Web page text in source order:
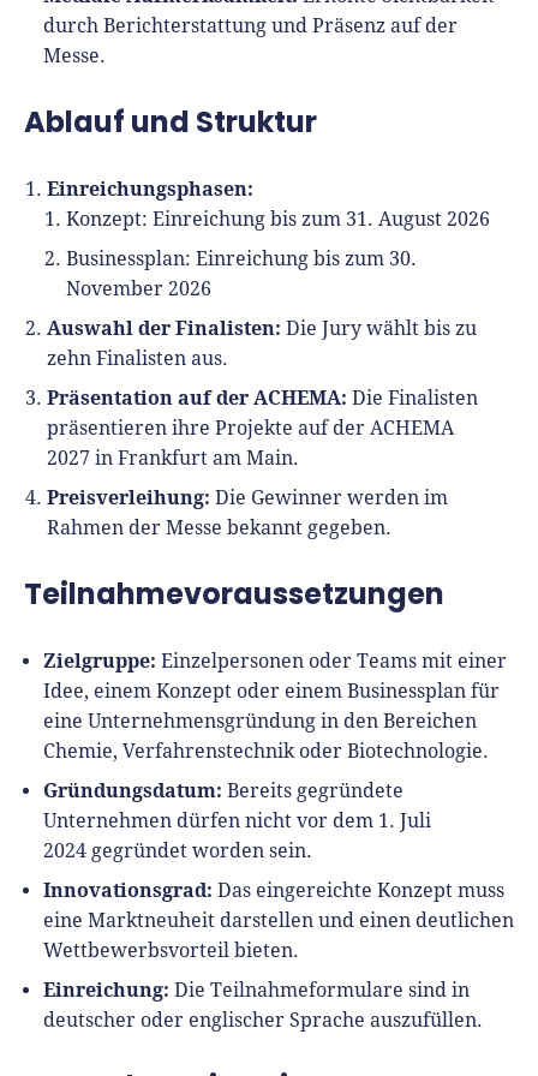
Weitere Tools & Vorlagen
Steuerberatung
durch Berichterstattung und Präsenz auf der
Messe.
Ablauf und Struktur
Einreichungsphasen:
Konzept: Einreichung bis zum 31. August 2026
Businessplan: Einreichung bis zum 30.
November 2026
Auswahl der Finalisten: Die Jury wählt bis zu
zehn Finalisten aus.
Präsentation auf der ACHEMA: Die Finalisten
präsentieren ihre Projekte auf der ACHEMA
2027 in Frankfurt am Main.
Preisverleihung: Die Gewinner werden im
Rahmen der Messe bekannt gegeben.
Teilnahmevoraussetzungen
Zielgruppe: Einzelpersonen oder Teams mit einer
Idee, einem Konzept oder einem Businessplan für
eine Unternehmensgründung in den Bereichen
Chemie, Verfahrenstechnik oder Biotechnologie.
Gründungsdatum: Bereits gegründete
Unternehmen dürfen nicht vor dem 1. Juli
2024 gegründet worden sein.
Innovationsgrad: Das eingereichte Konzept muss
eine Marktneuheit darstellen und einen deutlichen
Wettbewerbsvorteil bieten.
Einreichung: Die Teilnahmeformulare sind in
deutscher oder englischer Sprache auszufüllen.